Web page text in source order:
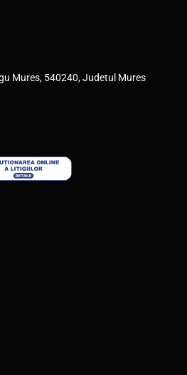
Mures, 540240, Judetul Mures